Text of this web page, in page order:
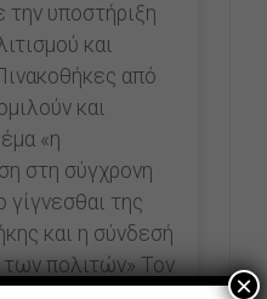
υποστήριξη
και
από
και
«η
στη σύγχρονη
γίγνεσθαι της
και η σύνδεσή
των πολιτών» Τον
×